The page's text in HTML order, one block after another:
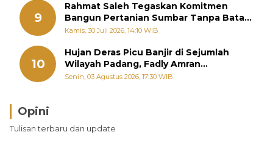
9
Rahmat Saleh Tegaskan Komitmen
Bangun Pertanian Sumbar Tanpa Batas
Wilayah Dapil
Kamis, 30 Juli 2026, 14:10 WIB
10
Hujan Deras Picu Banjir di Sejumlah
Wilayah Padang, Fadly Amran
Perintahkan OPD Siaga
Senin, 03 Agustus 2026, 17:30 WIB
Opini
Tulisan terbaru dan update
Brasil Lebih Diunggulkan, tetapi Jepang Selalu
Punya Cara Membuat Kejutan